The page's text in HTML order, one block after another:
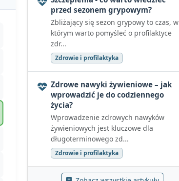
przed sezonem grypowym?
Zbliżający się sezon grypowy to czas, w
którym warto pomyśleć o profilaktyce
zdr...
Zdrowie i profilaktyka
Zdrowe nawyki żywieniowe – jak
wprowadzić je do codziennego
życia?
Wprowadzenie zdrowych nawyków
żywieniowych jest kluczowe dla
długoterminowego zd...
Zdrowie i profilaktyka